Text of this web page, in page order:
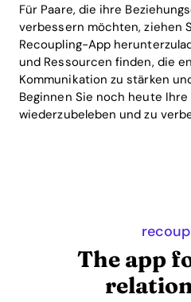
Für Paare, die ihre
verbessern möchten, ziehen
Recoupling-App
und Ressourcen finden, die
Kommunikation zu stärken
Beginnen Sie noch heute
wiederzubeleben und zu
The app